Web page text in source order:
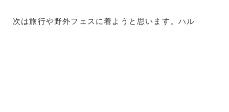
次は旅行や野外フェスに着ようと思います。ハル